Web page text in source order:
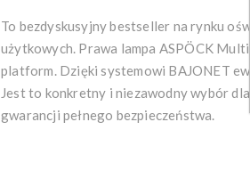
To bezdyskusyjny bestseller na rynku
użytkowych. Prawa lampa ASPÖCK
platform. Dzięki systemowi BAJONET
Jest to konkretny i niezawodny wybór
gwarancji pełnego bezpieczeństwa.